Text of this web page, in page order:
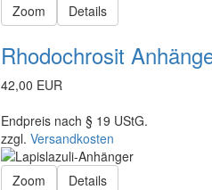
Zoom Details
Rhodochrosit
42,00 EUR
Endpreis nach § 19 UStG.
zzgl. Versandkosten
Zoom Details